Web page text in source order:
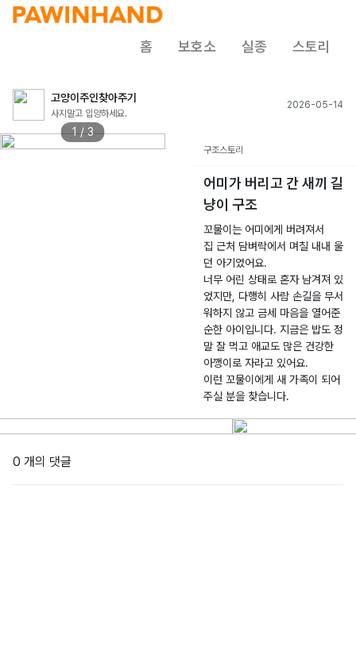
홈 보호소 실종 스토리
고양이주인찾아주기
사지말고 입양하세요.
2026-05-14
1 / 3
구조스토리
어미가 버리고 간 새끼 길
냥이 구조
꼬물이는 어미에게 버려져서
집 근처 담벼락에서 며칠 내내 울
던 아기였어요.
너무 어린 상태로 혼자 남겨져 있
었지만, 다행히 사람 손길을 무서
워하지 않고 금세 마음을 열어준
순한 아이입니다. 지금은 밥도 정
말 잘 먹고 애교도 많은 건강한
아깽이로 자라고 있어요.
이런 꼬물이에게 새 가족이 되어
주실 분을 찾습니다.
0 개의 댓글